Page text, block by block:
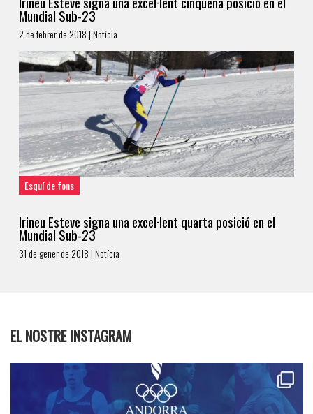
Mundial Sub-23
2 de febrer de 2018 | Notícia
Esquí de fons
Irineu Esteve signa una excel·lent quarta posició en el
Mundial Sub-23
31 de gener de 2018 | Notícia
EL NOSTRE INSTAGRAM